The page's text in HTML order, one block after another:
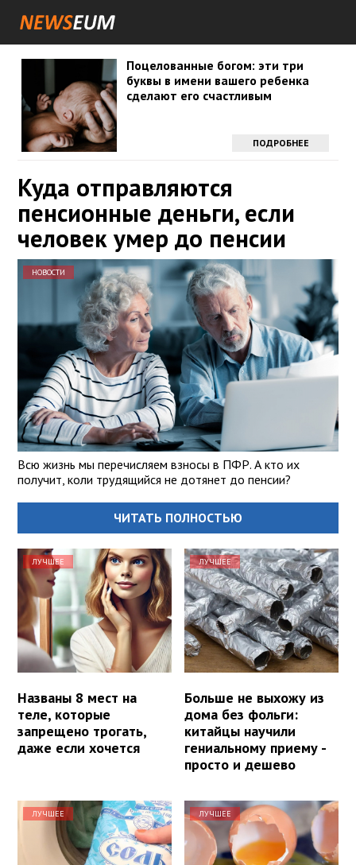
Поцелованные богом: эти три
буквы в имени вашего ребенка
сделают его счастливым
ПОДРОБНЕЕ
Куда отправляются
пенсионные деньги, если
человек умер до пенсии
НОВОСТИ
Всю жизнь мы перечисляем взносы в ПФР. А кто их
получит, коли трудящийся не дотянет до пенсии?
ЧИТАТЬ ПОЛНОСТЬЮ
ЛУЧШЕЕ
Названы 8 мест на
теле, которые
запрещено трогать,
даже если хочется
ЛУЧШЕЕ
Больше не выхожу из
дома без фольги:
китайцы научили
гениальному приему -
просто и дешево
ЛУЧШЕЕ ЛУЧШЕЕ